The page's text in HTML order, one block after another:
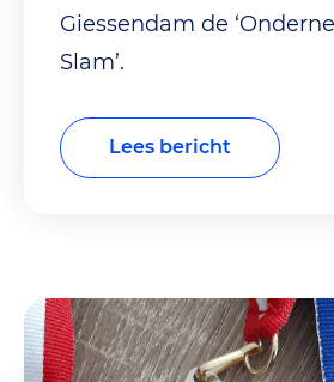
Giessendam de
Slam’.
Lees bericht